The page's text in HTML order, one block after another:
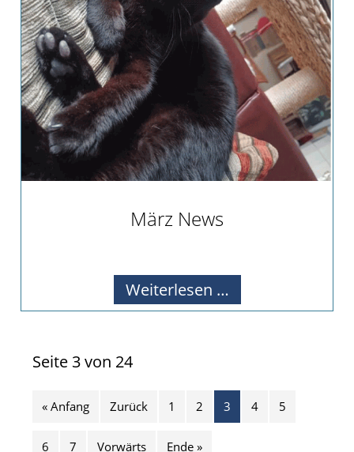
März News
Weiterlesen …März
News
Seite 3 von 24
« Anfang Zurück 1 2 3 4 5
6 7 Vorwärts Ende »